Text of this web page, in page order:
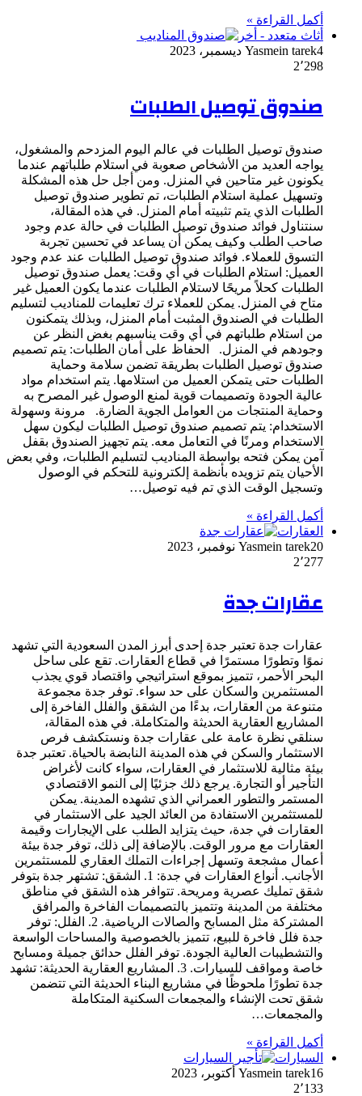
أكمل القراءة »
أثاث متعدد - أخر
Yasmein tarek4 ديسمبر، 2023
2٬298
صندوق توصيل الطلبات
صندوق توصيل الطلبات في عالم اليوم المزدحم والمشغول،
يواجه العديد من الأشخاص صعوبة في استلام طلباتهم عندما
يكونون غير متاحين في المنزل. ومن أجل حل هذه المشكلة
وتسهيل عملية استلام الطلبات، تم تطوير صندوق توصيل
الطلبات الذي يتم تثبيته أمام المنزل. في هذه المقالة،
سنتناول فوائد صندوق توصيل الطلبات في حالة عدم وجود
صاحب الطلب وكيف يمكن أن يساعد في تحسين تجربة
التسوق للعملاء. فوائد صندوق توصيل الطلبات عند عدم وجود
العميل: استلام الطلبات في أي وقت: يعمل صندوق توصيل
الطلبات كحلاً مريحًا لاستلام الطلبات عندما يكون العميل غير
متاح في المنزل. يمكن للعملاء ترك تعليمات للمناديب لتسليم
الطلبات في الصندوق المثبت أمام المنزل، وبذلك يتمكنون
من استلام طلباتهم في أي وقت يناسبهم بغض النظر عن
وجودهم في المنزل. الحفاظ على أمان الطلبات: يتم تصميم
صندوق توصيل الطلبات بطريقة تضمن سلامة وحماية
الطلبات حتى يتمكن العميل من استلامها. يتم استخدام مواد
عالية الجودة وتصميمات قوية لمنع الوصول غير المصرح به
وحماية المنتجات من العوامل الجوية الضارة. مرونة وسهولة
الاستخدام: يتم تصميم صندوق توصيل الطلبات ليكون سهل
الاستخدام ومرنًا في التعامل معه. يتم تجهيز الصندوق بقفل
آمن يمكن فتحه بواسطة المناديب لتسليم الطلبات، وفي بعض
الأحيان يتم تزويده بأنظمة إلكترونية للتحكم في الوصول
وتسجيل الوقت الذي تم فيه توصيل…
أكمل القراءة »
العقارات
Yasmein tarek20 نوفمبر، 2023
2٬277
عقارات جدة
عقارات جدة تعتبر جدة إحدى أبرز المدن السعودية التي تشهد
نموًا وتطورًا مستمرًا في قطاع العقارات. تقع على ساحل
البحر الأحمر، تتميز بموقع استراتيجي واقتصاد قوي يجذب
المستثمرين والسكان على حد سواء. توفر جدة مجموعة
متنوعة من العقارات، بدءًا من الشقق والفلل الفاخرة إلى
المشاريع العقارية الحديثة والمتكاملة. في هذه المقالة،
سنلقي نظرة عامة على عقارات جدة ونستكشف فرص
الاستثمار والسكن في هذه المدينة النابضة بالحياة. تعتبر جدة
بيئة مثالية للاستثمار في العقارات، سواء كانت لأغراض
التأجير أو التجارة. يرجع ذلك جزئيًا إلى النمو الاقتصادي
المستمر والتطور العمراني الذي تشهده المدينة. يمكن
للمستثمرين الاستفادة من العائد الجيد على الاستثمار في
العقارات في جدة، حيث يتزايد الطلب على الإيجارات وقيمة
العقارات مع مرور الوقت. بالإضافة إلى ذلك، توفر جدة بيئة
أعمال مشجعة وتسهل إجراءات التملك العقاري للمستثمرين
الأجانب. أنواع العقارات في جدة: 1. الشقق: تشتهر جدة بتوفر
شقق تمليك عصرية ومريحة. تتوافر هذه الشقق في مناطق
مختلفة من المدينة وتتميز بالتصميمات الفاخرة والمرافق
المشتركة مثل المسابح والصالات الرياضية. 2. الفلل: توفر
جدة فلل فاخرة للبيع، تتميز بالخصوصية والمساحات الواسعة
والتشطيبات العالية الجودة. توفر الفلل حدائق جميلة ومسابح
خاصة ومواقف للسيارات. 3. المشاريع العقارية الحديثة: تشهد
جدة تطورًا ملحوظًا في مشاريع البناء الحديثة التي تتضمن
شقق تحت الإنشاء والمجمعات السكنية المتكاملة
والمجمعات…
أكمل القراءة »
السيارات
Yasmein tarek16 أكتوبر، 2023
2٬133